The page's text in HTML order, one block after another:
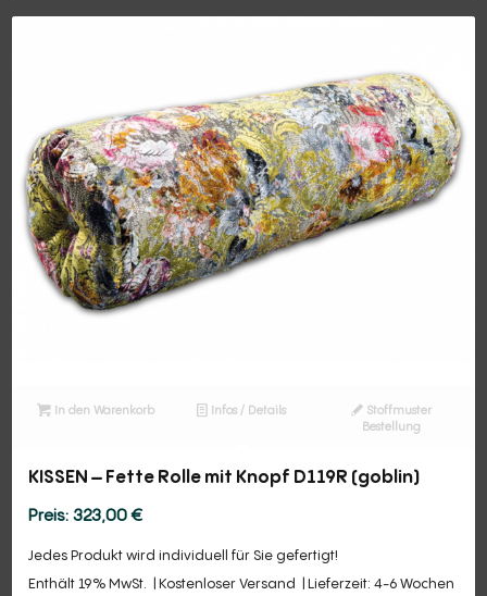
In den Warenkorb Infos / Details
Stoffmuster
Bestellung
KISSEN – Fette Rolle mit Knopf D119R (goblin)
323,00€
Jedes Produkt wird individuell für Sie gefertigt!
Enthält 19% MwSt.
Kostenloser Versand Lieferzeit: 4-6 Wochen